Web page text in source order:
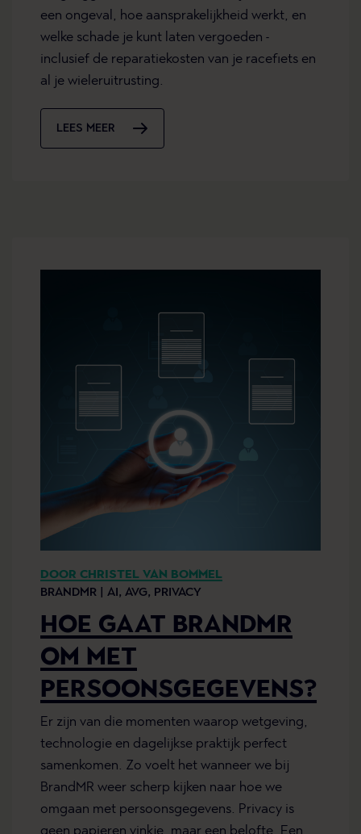
een ongeval, hoe aansprakelijkheid werkt, en
welke schade je kunt laten vergoeden -
inclusief de reparatiekosten van je racefiets en
al je wieleruitrusting.
LEES MEER
DOOR CHRISTEL VAN BOMMEL
BRANDMR |
AI, AVG, PRIVACY
HOE GAAT BRANDMR
OM MET
PERSOONSGEGEVENS?
Er zijn van die momenten waarop wetgeving,
technologie en dagelijkse praktijk perfect
samenkomen. Zo voelt het wanneer we bij
BrandMR weer scherp kijken naar hoe we
omgaan met persoonsgegevens. Privacy is
geen papieren vinkje, maar een belofte. Een